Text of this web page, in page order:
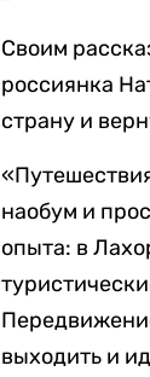
Своим
россиянка
страну и
наобум и
опыта: в
выходить и